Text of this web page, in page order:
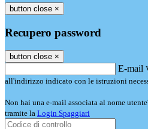
button close ×
Recupero password
button close ×
E-mail
all'indirizzo indicato con le istruzioni
Non hai una e-mail associata al nome
tramite la Login Spaggiari